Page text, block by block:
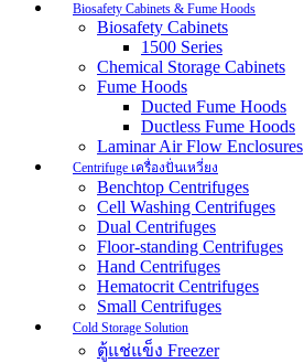
Biosafety Cabinets & Fume Hoods
Biosafety Cabinets
1500 Series
Chemical Storage Cabinets
Fume Hoods
Ducted Fume Hoods
Ductless Fume Hoods
Laminar Air Flow Enclosures
Centrifuge เครื่องปั่นเหวี่ยง
Benchtop Centrifuges
Cell Washing Centrifuges
Dual Centrifuges
Floor-standing Centrifuges
Hand Centrifuges
Hematocrit Centrifuges
Small Centrifuges
Cold Storage Solution
ตู้แช่แข็ง Freezer